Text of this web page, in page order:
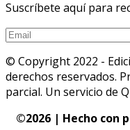
Suscríbete aquí para
© Copyright 2022 -
derechos reservados.
parcial. Un servicio de
©2026 | Hecho con